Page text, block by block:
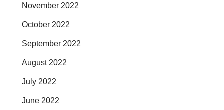
November 2022
October 2022
September 2022
August 2022
July 2022
June 2022